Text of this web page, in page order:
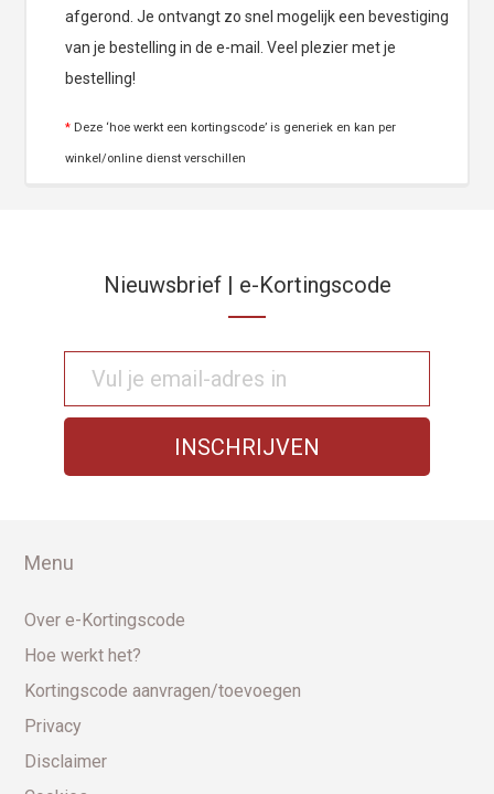
afgerond. Je ontvangt zo snel mogelijk een bevestiging
van je bestelling in de e-mail. Veel plezier met je
bestelling!
* Deze ‘hoe werkt een kortingscode’ is generiek en kan per
winkel/online dienst verschillen
Nieuwsbrief | e-Kortingscode
Menu
Over e-Kortingscode
Hoe werkt het?
Kortingscode aanvragen/toevoegen
Privacy
Disclaimer